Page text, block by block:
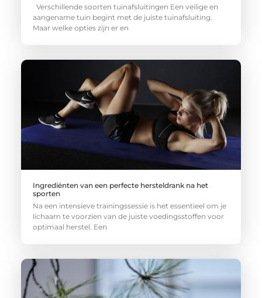
Verschillende soorten tuinafsluitingen Een veilige en
aangename tuin begint met de juiste tuinafsluiting.
Maar welke opties zijn er en
Ingrediënten van een perfecte hersteldrank na het
sporten
Na een intensieve trainingssessie is het essentieel om je
lichaam te voorzien van de juiste voedingsstoffen voor
optimaal herstel. Een